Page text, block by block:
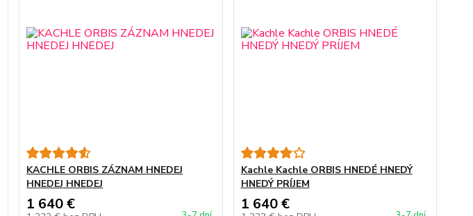
KACHLE ORBIS ZÁZNAM HNEDEJ
HNEDEJ HNEDEJ
1 640 €
Kachle Kachle ORBIS HNEDÉ HNEDÝ
HNEDÝ PRÍJEM
1 640 €